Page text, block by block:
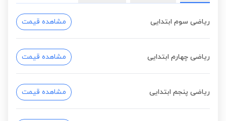
ریاضی سوم ابتدایی مشاهده قیمت
ریاضی چهارم ابتدایی مشاهده قیمت
ریاضی پنجم ابتدایی مشاهده قیمت